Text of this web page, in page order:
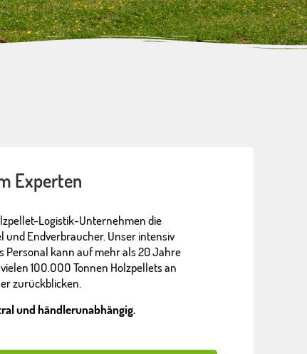
Experten
Logistik-Unternehmen die
und Endverbraucher. Unser intensiv
Personal kann auf mehr als 20 Jahre
1OO.OOO Tonnen Holzpellets an
zurückblicken.
und händlerunabhängig.